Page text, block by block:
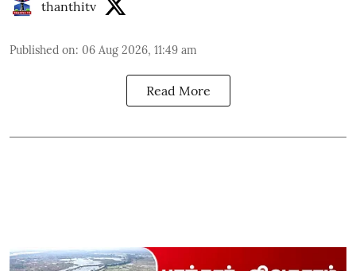
thanthitv
Published on: 06 Aug 2026, 11:49 am
Read More